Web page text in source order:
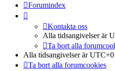
Forumindex
Kontakta oss
Alla tidsangivelser är
Ta bort alla
Alla tidsangivelser är
Ta bort alla forumcookies